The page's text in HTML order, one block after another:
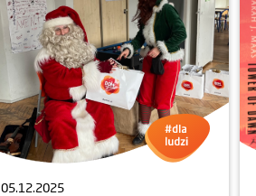
05.12.2025